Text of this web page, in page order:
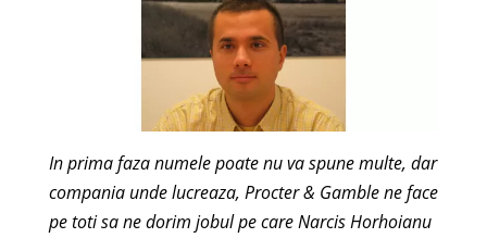
In prima faza numele poate nu va spune multe, dar
compania unde lucreaza, Procter & Gamble ne face
pe toti sa ne dorim jobul pe care Narcis Horhoianu